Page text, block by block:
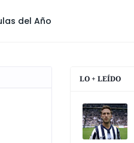
del Año
LO + LEÍDO